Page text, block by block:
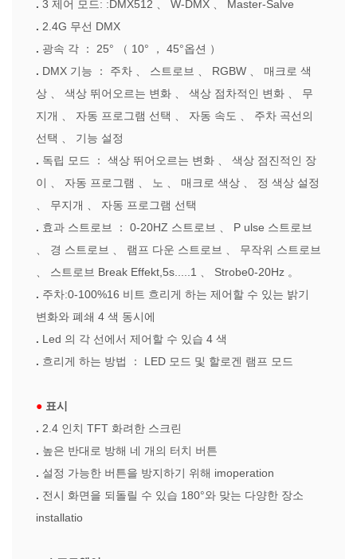
. 3 제어 모드: :DMX512 W-DMX
Master-Salve
. 2.4G 무선 DMX
. 광속 각 ： 25° （ 10° ， 45°옵션 ）
. DMX 기능 ： 주차 스트로브 RGBW
매크로 색
상
색상 뛰어오르는 변화 색상 점차적인 변화
무
지개
자동 프로그램 선택 자동 속도
주차 곡선의
선택
기능 설정
. 독립 모드 ： 색상 뛰어오르는 변화
색상 점진적인 장
이
자동 프로그램 노 매크로 색상
정 색상 설정
무지개
자동 프로그램 선택
. 효과 스트로브 ： 0-20HZ 스트로브 P ulse 스트로브
경 스트로브 램프 다운 스트로브
무작위 스트로브
스트로브 Break Effekt,5s.....1 Strobe0-20Hz 。
. 주차:0-100%16 비트 흐리게 하는 제어할 수 있는 밝기
변화와 폐쇄 4 색 동시에
. Led 의 각 선에서 제어할 수 있습 4 색
. 흐리게 하는 방법 ： LED 모드 및 할로겐 램프 모드
● 표시
. 2.4 인치 TFT 화려한 스크린
. 높은 반대로 방해 네 개의 터치 버튼
. 설정 가능한 버튼을 방지하기 위해 imoperation
. 전시 화면을 되돌릴 수 있습 180°와 맞는 다양한 장소
installatio